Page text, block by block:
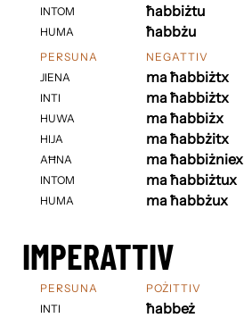
INTOM
HUMA
ħabbiżtu
ħabbżu
PERSUNA
JIENA
INTI
HUWA
HIJA
AĦNA
INTOM
HUMA
NEGATTIV
ma ħabbiżtx
ma ħabbiżtx
ma ħabbiżx
ma ħabbżitx
ma ħabbiżniex
ma ħabbiżtux
ma ħabbżux
IMPERATTIV
PERSUNA
INTI
POŻITTIV
ħabbeż